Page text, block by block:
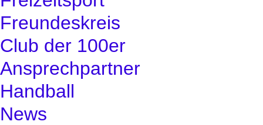
Freundeskreis
Club der 100er
Ansprechpartner
Handball
News